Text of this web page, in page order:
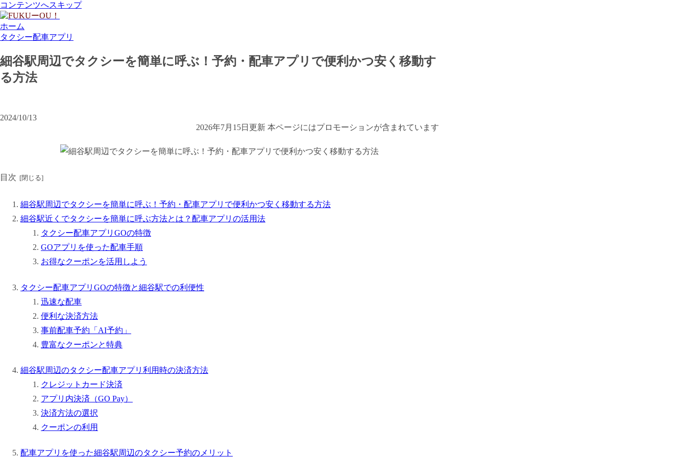
コンテンツへスキップ
ホーム
タクシー配車アプリ
細谷駅周辺でタクシーを簡単に呼ぶ！予約・配車アプリで便利かつ安く移動す
る方法
2024/10/13
2026年7月15日更新 本ページにはプロモーションが含まれています
目次
細谷駅周辺でタクシーを簡単に呼ぶ！予約・配車アプリで便利かつ安く移動する方法
細谷駅近くでタクシーを簡単に呼ぶ方法とは？配車アプリの活用法
タクシー配車アプリGOの特徴
GOアプリを使った配車手順
お得なクーポンを活用しよう
タクシー配車アプリGOの特徴と細谷駅での利便性
迅速な配車
便利な決済方法
事前配車予約「AI予約」
豊富なクーポンと特典
細谷駅周辺のタクシー配車アプリ利用時の決済方法
クレジットカード決済
アプリ内決済（GO Pay）
決済方法の選択
クーポンの利用
配車アプリを使った細谷駅周辺のタクシー予約のメリット